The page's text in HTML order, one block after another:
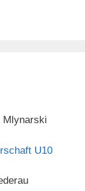
Mlynarski
U10